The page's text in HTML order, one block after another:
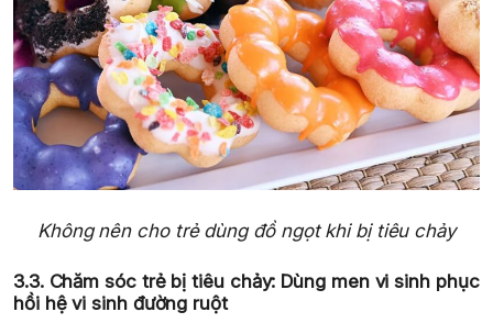
Không nên cho trẻ dùng đồ ngọt khi bị tiêu chảy
3.3. Chăm sóc trẻ bị tiêu chảy: Dùng men vi sinh phục
hồi hệ vi sinh đường ruột